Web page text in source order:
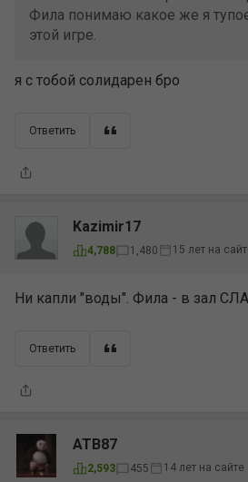
Фила понимаю какое же я
этой игре.
я с тобой солидарен бро
Ответить
Kazimir17
4,788 1,480 15 лет на
Ни капли "воды". Фила - в зал
Ответить
ATB87
2,593 455 14 лет на сайте